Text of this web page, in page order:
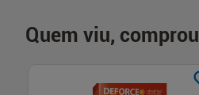
Quem viu, comprou